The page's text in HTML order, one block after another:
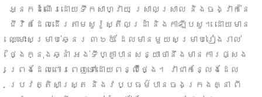
អ្នកដំណើរដោយទឹកសាហ្វាយ ស្រាលស្រាល និងចង្វាក់នៃ
ជីវិតដែលដើរតាមសូរ៉ូស្តីលដ្រាំ និងកាឡីបសូ។ ដោយមាន
ឈ្មោះសម្រាប់ឆ្នេរ ៣៦៥ ដែលមានមួយសម្រាប់រៀងរាល់
ថ្ងៃក្នុងឆ្នាំ អង់ទីហ្គូាបានសន្យាថានឹងមានការផ្សង
ព្រេងដែលពោរពេញទៅដោយពន្លឺថ្ងៃ។ វាជាកន្លែងដែល
ប្រវត្តិសាស្ត្រ និងវប្បធម៌បានចងក្រងគ្នា ពី